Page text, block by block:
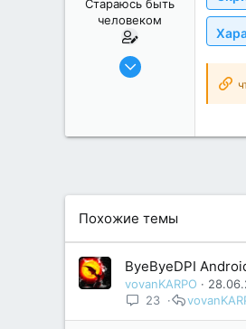
Стараюсь быть
человеком
23.12.2018
Xiaomi Redmi Note 7
Похожие темы
ByeByeDPI
vovanKARPO
23